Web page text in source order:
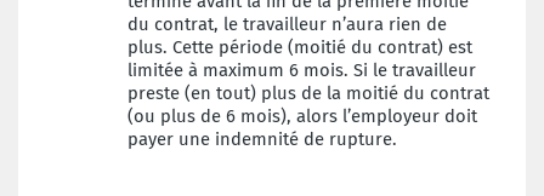
du contrat, le travailleur n’aura rien de
plus. Cette période (moitié du contrat) est
limitée à maximum 6 mois. Si le travailleur
preste (en tout) plus de la moitié du contrat
(ou plus de 6 mois), alors l’employeur doit
payer une indemnité de rupture.